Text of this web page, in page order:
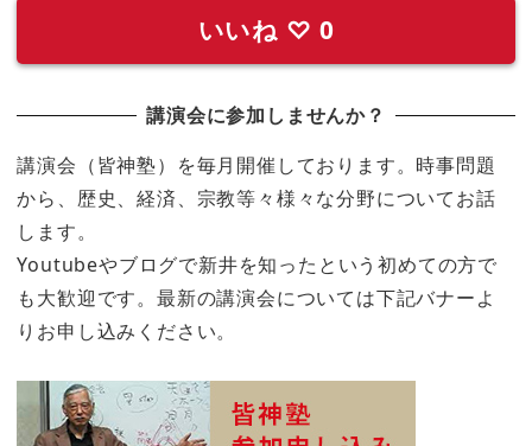
いいね ♡ 0
講演会に参加しませんか？
講演会（皆神塾）を毎月開催しております。時事問題
から、歴史、経済、宗教等々様々な分野についてお話
します。
Youtubeやブログで新井を知ったという初めての方で
も大歓迎です。最新の講演会については下記バナーよ
りお申し込みください。